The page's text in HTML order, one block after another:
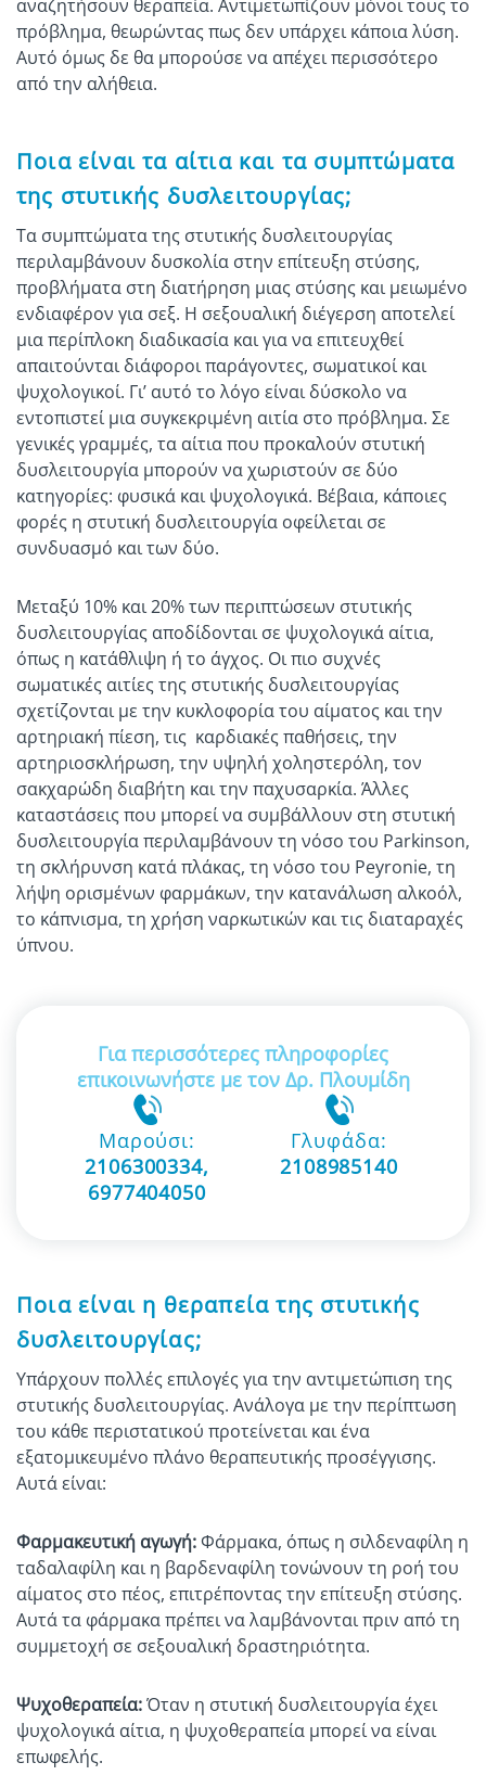
αναζητήσουν θεραπεία. Αντιμετωπίζουν μόνοι τους το
πρόβλημα, θεωρώντας πως δεν υπάρχει κάποια λύση.
Αυτό όμως δε θα μπορούσε να απέχει περισσότερο
από την αλήθεια.
Ποια είναι τα αίτια και τα συμπτώματα
της στυτικής δυσλειτουργίας;
Τα συμπτώματα της στυτικής δυσλειτουργίας
περιλαμβάνουν δυσκολία στην επίτευξη στύσης,
προβλήματα στη διατήρηση μιας στύσης και μειωμένο
ενδιαφέρον για σεξ. Η σεξουαλική διέγερση αποτελεί
μια περίπλοκη διαδικασία και για να επιτευχθεί
απαιτούνται διάφοροι παράγοντες, σωματικοί και
ψυχολογικοί. Γι’ αυτό το λόγο είναι δύσκολο να
εντοπιστεί μια συγκεκριμένη αιτία στο πρόβλημα. Σε
γενικές γραμμές, τα αίτια που προκαλούν στυτική
δυσλειτουργία μπορούν να χωριστούν σε δύο
κατηγορίες: φυσικά και ψυχολογικά. Βέβαια, κάποιες
φορές η στυτική δυσλειτουργία οφείλεται σε
συνδυασμό και των δύο.
Μεταξύ 10% και 20% των περιπτώσεων στυτικής
δυσλειτουργίας αποδίδονται σε ψυχολογικά αίτια,
όπως η κατάθλιψη ή το άγχος. Οι πιο συχνές
σωματικές αιτίες της στυτικής δυσλειτουργίας
σχετίζονται με την κυκλοφορία του αίματος και την
αρτηριακή πίεση, τις καρδιακές παθήσεις, την
αρτηριοσκλήρωση, την υψηλή χοληστερόλη, τον
σακχαρώδη διαβήτη και την παχυσαρκία. Άλλες
καταστάσεις που μπορεί να συμβάλλουν στη στυτική
δυσλειτουργία περιλαμβάνουν τη νόσο του Parkinson,
τη σκλήρυνση κατά πλάκας, τη νόσο του Peyronie, τη
λήψη ορισμένων φαρμάκων, την κατανάλωση αλκοόλ,
το κάπνισμα, τη χρήση ναρκωτικών και τις διαταραχές
ύπνου.
Για περισσότερες πληροφορίες
επικοινωνήστε με τον Δρ. Πλουμίδη
Μαρούσι:
2106300334,
6977404050
Γλυφάδα:
2108985140
Ποια είναι η θεραπεία της στυτικής
δυσλειτουργίας;
Υπάρχουν πολλές επιλογές για την αντιμετώπιση της
στυτικής δυσλειτουργίας. Ανάλογα με την περίπτωση
του κάθε περιστατικού προτείνεται και ένα
εξατομικευμένο πλάνο θεραπευτικής προσέγγισης.
Αυτά είναι:
Φαρμακευτική αγωγή:Φάρμακα, όπως η σιλδεναφίλη η
ταδαλαφίλη και η βαρδεναφίλη τονώνουν τη ροή του
αίματος στο πέος, επιτρέποντας την επίτευξη στύσης.
Αυτά τα φάρμακα πρέπει να λαμβάνονται πριν από τη
συμμετοχή σε σεξουαλική δραστηριότητα.
Ψυχοθεραπεία:Όταν η στυτική δυσλειτουργία έχει
ψυχολογικά αίτια, η ψυχοθεραπεία μπορεί να είναι
επωφελής.